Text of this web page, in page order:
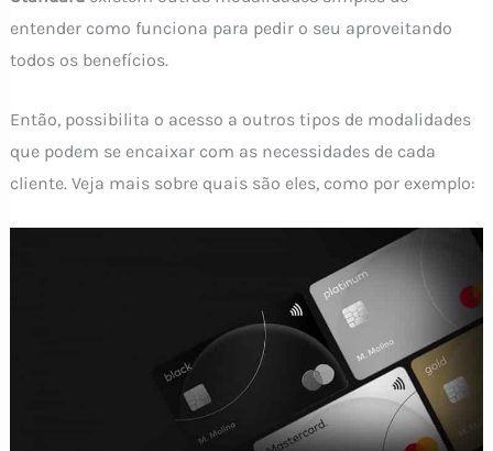
entender como funciona para pedir o seu aproveitando
todos os benefícios.
Então, possibilita o acesso a outros tipos de modalidades
que podem se encaixar com as necessidades de cada
cliente. Veja mais sobre quais são eles, como por exemplo: